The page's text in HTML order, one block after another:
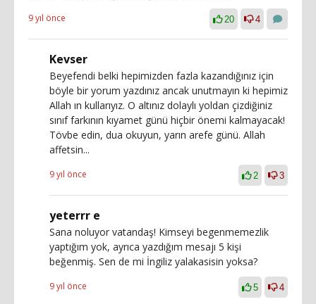
9 yıl önce 20 4
Kevser
Beyefendi belki hepimizden fazla kazandığınız için
böyle bir yorum yazdınız ancak unutmayın ki hepimiz
Allah ın kullarıyız. O altınız dolaylı yoldan çizdiğiniz
sınıf farkının kıyamet günü hiçbir önemi kalmayacak!
Tövbe edin, dua okuyun, yarın arefe günü. Allah
affetsin...
9 yıl önce 2 3
yeterrr e
Sana noluyor vatandaş! Kimseyi begenmemezlik
yaptığım yok, ayrıca yazdığım mesajı 5 kişi
beğenmiş. Sen de mi İngiliz yalakasisin yoksa?
9 yıl önce 5 4